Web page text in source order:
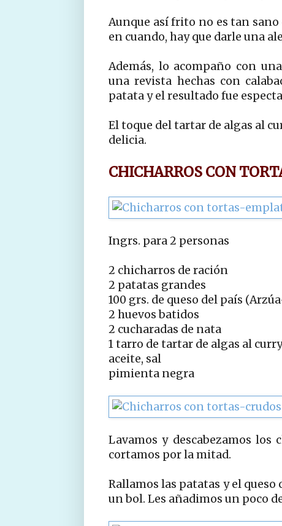
Aunque así frito no es tan
en cuando, hay que darle una
Además, lo acompaño con
una revista hechas con
patata y el resultado fue
El toque del tartar de algas al
delicia.
CHICHARROS CON
Ingrs. para 2 personas
2 chicharros de ración
2 patatas grandes
100 grs. de queso del país
2 huevos batidos
2 cucharadas de nata
1 tarro de tartar de algas al
aceite, sal
pimienta negra
Lavamos y descabezamos los
cortamos por la mitad.
Rallamos las patatas y el
un bol. Les añadimos un poco